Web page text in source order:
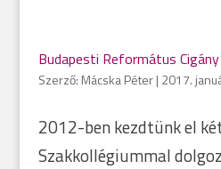
Budapesti Református
Szerző: Mácska Péter| 2017.
2012-ben kezdtünk el
Szakkollégiummal